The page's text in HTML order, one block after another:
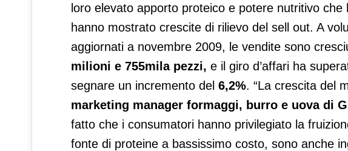
loro elevato apporto proteico e potere nutritivo
hanno mostrato crescite di rilievo del sell out. A
aggiornati a novembre 2009, le vendite sono
milioni e 755mila pezzi, e il giro d’affari ha
segnare un incremento del 6,2%. “La crescita del
marketing manager formaggi, burro e uova di
fatto che i consumatori hanno privilegiato la
fonte di proteine a bassissimo costo, sono anche